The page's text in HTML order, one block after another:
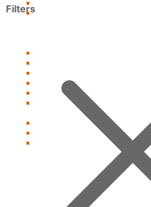
Filters